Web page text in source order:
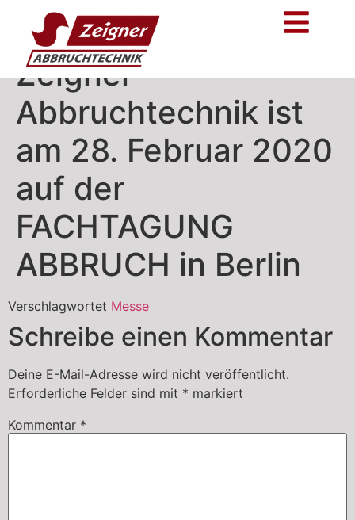
Zeigner
Abbruchtechnik ist
am 28. Februar 2020
auf der
FACHTAGUNG
ABBRUCH in Berlin
Verschlagwortet Messe
Schreibe einen Kommentar
Deine E-Mail-Adresse wird nicht veröffentlicht.
Erforderliche Felder sind mit * markiert
Kommentar *